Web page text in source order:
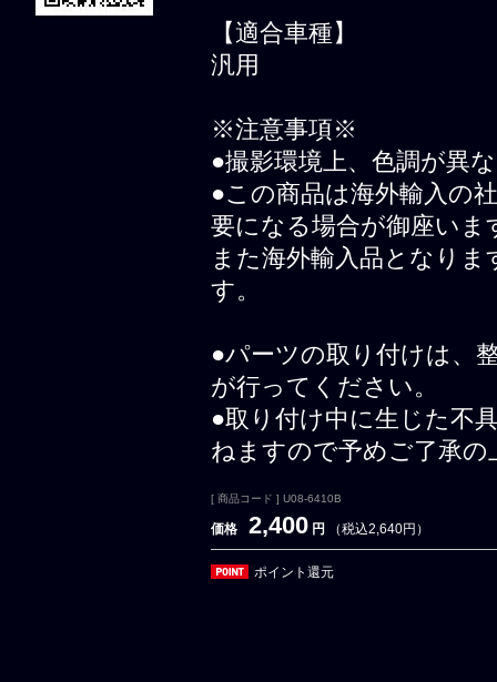
【適合車種】
汎用
※注意事項※
●撮影環境上、色調が異
●この商品は海外輸入の
要になる場合が御座いま
また海外輸入品となり
す。
●パーツの取り付けは、
が行ってください。
●取り付け中に生じた不
ねますので予めご了承
[ 商品コード ] U08-6410B
価格 2,400 円 （税込2,640円）
ポイント還元